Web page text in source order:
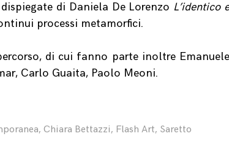
di Daniela De Lorenzo L’identico
processi metamorfici.
di cui fanno parte inoltre Emanuele
Carlo Guaita, Paolo Meoni.
, Chiara Bettazzi, Flash Art, Saretto